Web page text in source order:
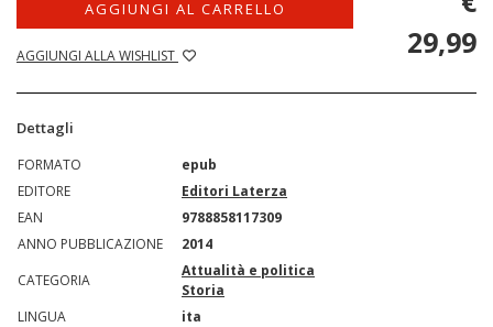
AGGIUNGI AL CARRELLO
AGGIUNGI ALLA WISHLIST
29,99
Dettagli
FORMATO
epub
EDITORE
Editori Laterza
EAN
9788858117309
ANNO PUBBLICAZIONE
2014
CATEGORIA
Attualità e politica
Storia
LINGUA
ita